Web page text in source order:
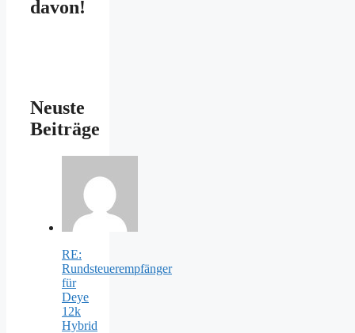
davon!
Neuste
Beiträge
RE:
Rundsteuerempfänger
für
Deye
12k
Hybrid